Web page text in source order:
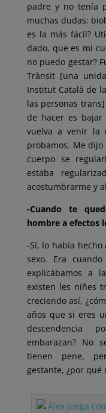
padre y no tenía
muchas dudas:
es la más fácil?
dado, que es mi
no puedo gestar?
Trànsit [una
Institut Català de
las personas
de hacer es
vuelva a venir la
probamos. Me
cuerpo se
estaba
acostumbrarme y
-Cuando te
hombre a efectos
-Sí, lo había hecho
sexo. Era
explicábamos a
existen les niñes
creciendo así,
años que si eres
descendencia
embarazan? No
tienen pene,
gestante, ¿por qué